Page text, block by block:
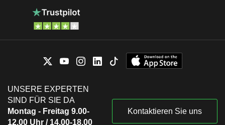
UNSERE EXPERTEN
SIND FÜR SIE DA
Montag - Freitag 9.00-
12.00 Uhr / 14.00-18.00
Kontaktieren Sie uns